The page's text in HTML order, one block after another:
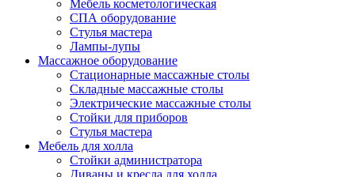
Мебель косметологическая
СПА оборудование
Стулья мастера
Лампы-лупы
Массажное оборудование
Стационарные массажные столы
Складные массажные столы
Электрические массажные столы
Стойки для приборов
Стулья мастера
Мебель для холла
Стойки администратора
Диваны и кресла для холла